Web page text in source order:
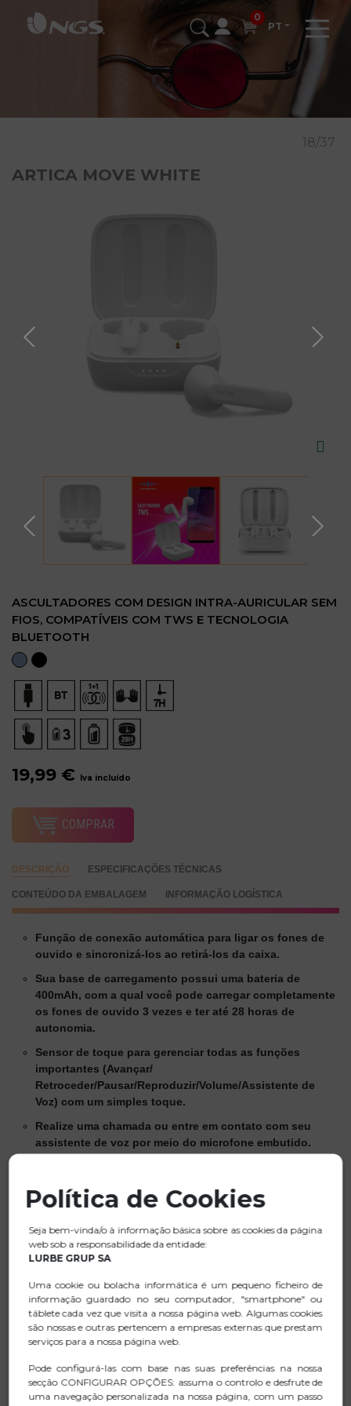
0
PT
18/37
ARTICA MOVE WHITE
ASCULTADORES COM DESIGN INTRA-AURICULAR SEM
FIOS, COMPATÍVEIS COM TWS E TECNOLOGIA
BLUETOOTH
19,99 € Iva incluído
COMPRAR
DESCRIÇÃO ESPECIFICAÇÕES TÉCNICAS
CONTEÚDO DA EMBALAGEM INFORMAÇÃO LOGÍSTICA
Função de conexão automática para ligar os fones de
ouvido e sincronizá-los ao retirá-los da caixa.
Sua base de carregamento possui uma bateria de
400mAh, com a qual você pode carregar completamente
os fones de ouvido 3 vezes e ter até 28 horas de
autonomia.
Sensor de toque para gerenciar todas as funções
importantes (Avançar/
Retroceder/Pausar/Reproduzir/Volume/Assistente de
Voz) com um simples toque.
Realize uma chamada ou entre em contato com seu
assistente de voz por meio do microfone embutido.
única carga (a 70% do volume).
Design minimalista e ultraleve que proporciona um
ajuste confortável e seguro.
Inclui botões de controle de toque em ambos os fones
de ouvido para facilitar o manuseio.
Reproduza sua música com apenas um toque suave.
Graças à sua função viva-voz, você não precisa
manipular o telefone.
Seus LEDs de carregamento indicam a todo momento se
os fones de ouvido estão carregando ou totalmente
Política de Cookies
Seja bem-vinda/o à informação básica sobre as cookies da página
web sob a responsabilidade da entidade:
LURBE GRUP SA
Uma cookie ou bolacha informática é um pequeno ficheiro de
informação guardado no seu computador, "smartphone" ou
táblete cada vez que visita a nossa página web. Algumas cookies
são nossas e outras pertencem a empresas externas que prestam
serviços para a nossa página web.
Pode configurá-las com base nas suas preferências na nossa
secção CONFIGURAR OPÇÕES: assuma o controlo e desfrute de
uma navegação personalizada na nossa página, com um passo